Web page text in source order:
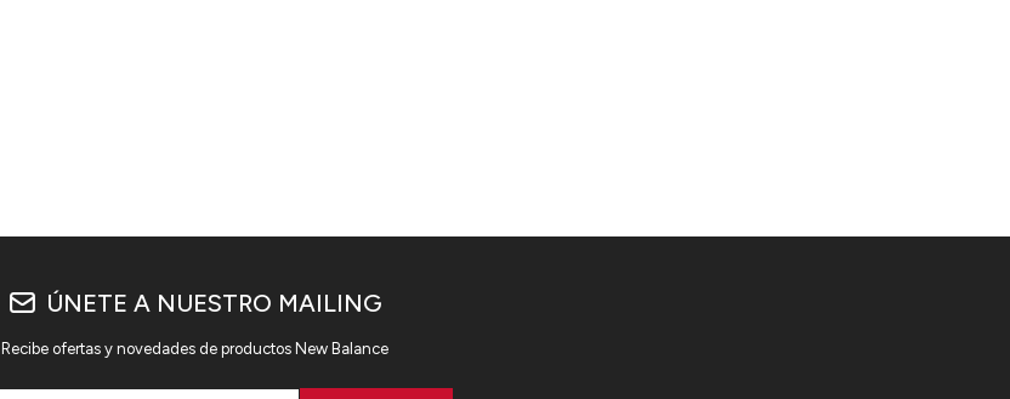
ÚNETE A NUESTRO MAILING
Recibe ofertas y novedades de productos New Balance